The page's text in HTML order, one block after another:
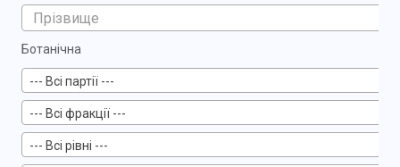
Ботанічна
--- Всі партії ---
--- Всі фракції ---
--- Всі рівні ---